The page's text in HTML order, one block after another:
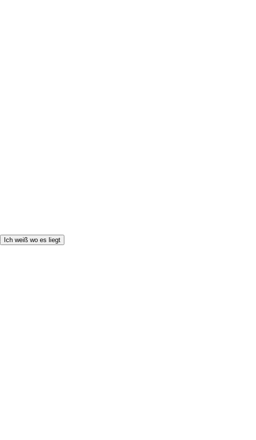
Ich weiß wo es liegt